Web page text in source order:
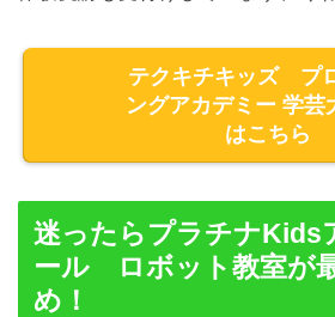
テクキチキッズ プ
ングアカデミー 学芸
はこちら
迷ったらプラチナKids
ール ロボット教室が
め！